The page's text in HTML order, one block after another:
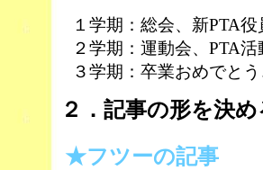
１学期：総会、新PTA
２学期：運動会、PTA活
３学期：卒業おめでと
２．記事の形を決
★フツーの記